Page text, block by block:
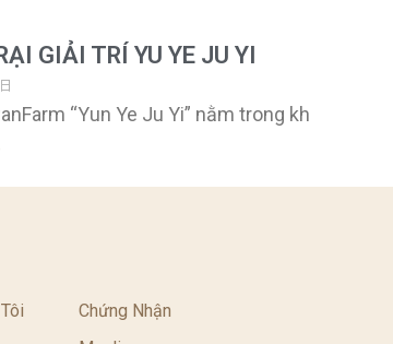
GIẢI TRÍ YU YE JU YI
“Yun Ye Ju Yi” nằm trong kh
Chứng Nhận